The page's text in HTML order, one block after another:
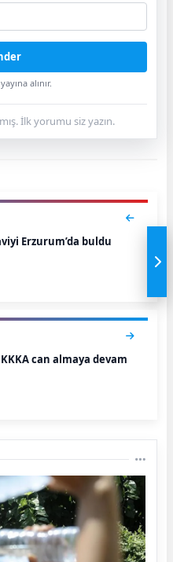
alınır.
İlk yorumu siz yazın.
Erzurum’da buldu
can almaya devam